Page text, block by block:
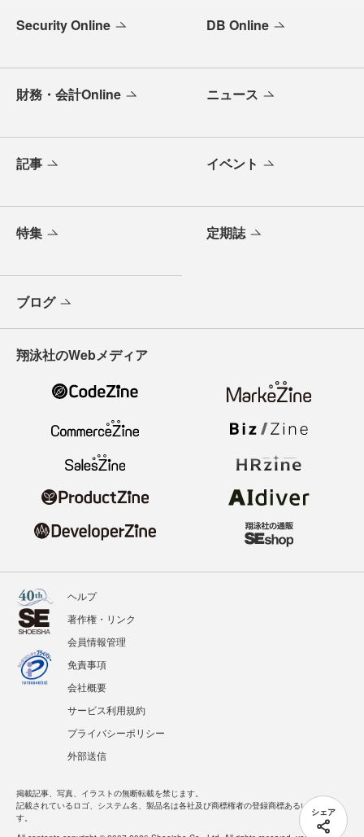
シェア
Security Online DB Online
財務・会計Online ニュース
記事 イベント
特集 定期誌
ブログ
翔泳社のWebメディア
ヘルプ
著作権・リンク
会員情報管理
免責事項
会社概要
サービス利用規約
プライバシーポリシー
外部送信
掲載記事、写真、イラストの無断転載を禁じます。
記載されているロゴ、システム名、製品名は各社及び商標権者の登録商標あるいは商標で
す。